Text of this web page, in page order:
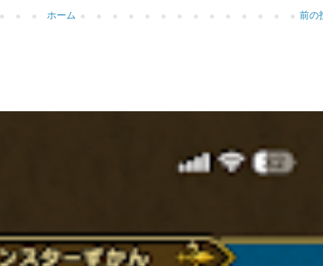
前の
ホーム